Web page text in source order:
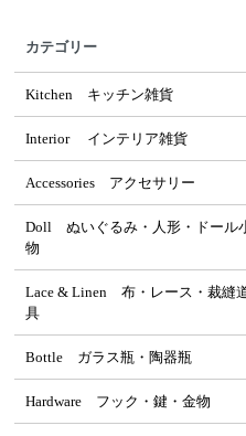
カテゴリー
Kitchen キッチン雑貨
Interior インテリア雑貨
Accessories アクセサリー
Doll ぬいぐるみ・人形・ドール
物
Lace & Linen 布・レース・裁縫
具
Bottle ガラス瓶・陶器瓶
Hardware フック・鍵・金物